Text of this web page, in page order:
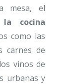
mesa, el
cocina
como las
carnes de
vinos de
urbanas y